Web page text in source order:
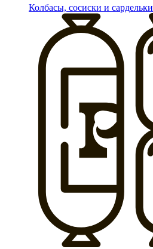
Колбасы, сосиски и сардельки